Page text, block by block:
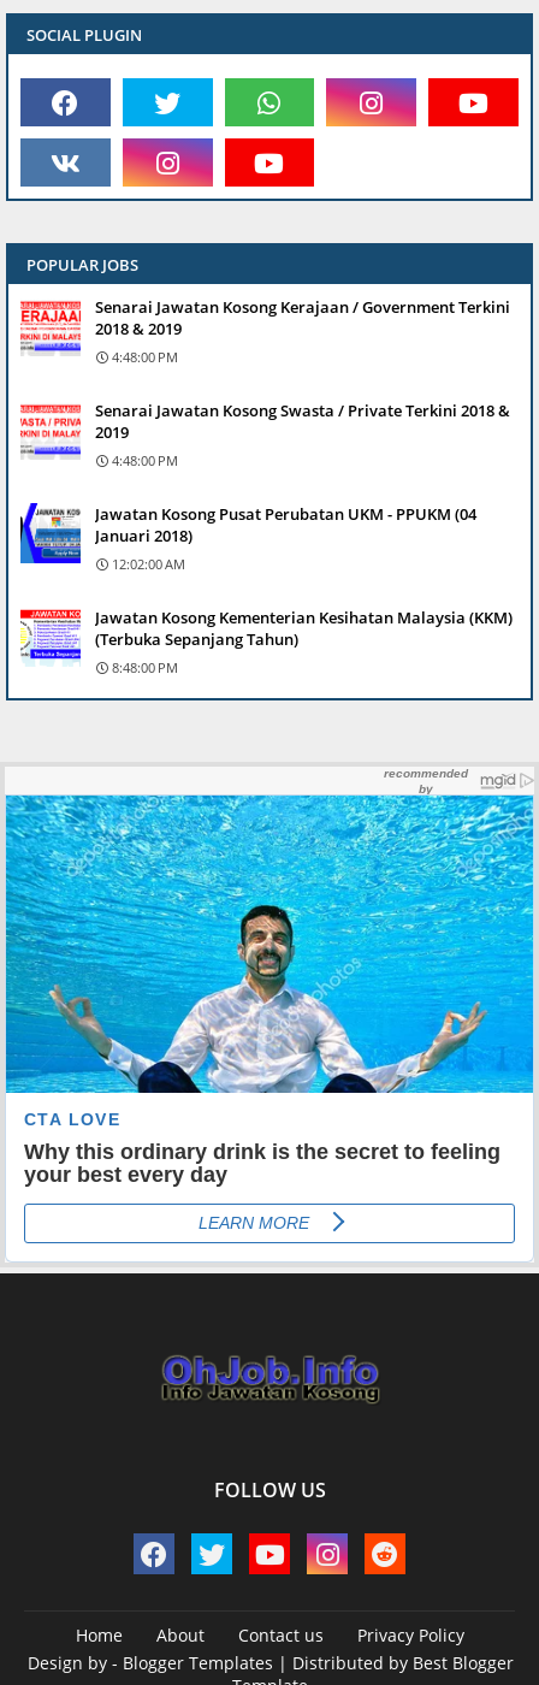
SOCIAL PLUGIN
POPULAR JOBS
Senarai Jawatan Kosong Kerajaan / Government Terkini
2018 & 2019
4:48:00 PM
Senarai Jawatan Kosong Swasta / Private Terkini 2018 &
2019
4:48:00 PM
Jawatan Kosong Pusat Perubatan UKM - PPUKM (04
Januari 2018)
12:02:00 AM
Jawatan Kosong Kementerian Kesihatan Malaysia (KKM)
(Terbuka Sepanjang Tahun)
8:48:00 PM
FOLLOW US
Home About Contact us
Privacy Policy
Design by - Blogger Templates | Distributed by Best Blogger